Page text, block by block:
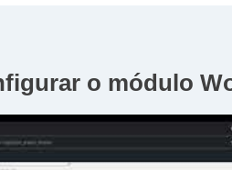
o módulo